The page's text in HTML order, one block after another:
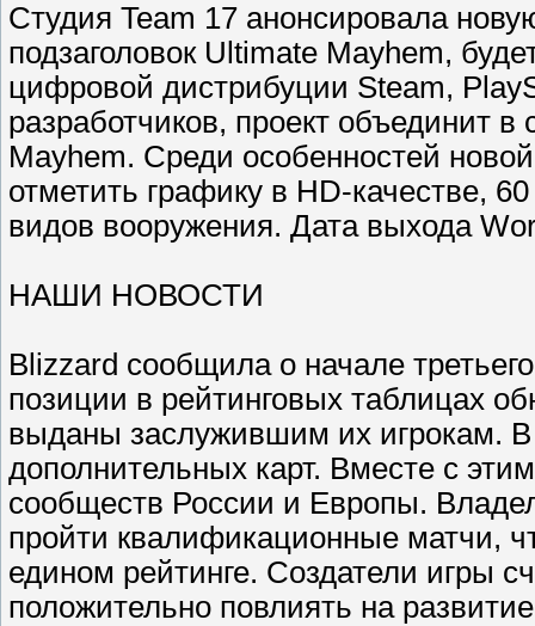
Студия Team 17 анонсировала
подзаголовок Ultimate Mayhem,
цифровой дистрибуции Steam,
разработчиков, проект объединит
Mayhem. Среди особенностей
отметить графику в HD-качестве,
видов вооружения. Дата выхода
НАШИ НОВОСТИ
Blizzard сообщила о начале
позиции в рейтинговых таблицах
выданы заслужившим их игрокам. В
дополнительных карт. Вместе с
сообществ России и Европы.
пройти квалификационные матчи,
едином рейтинге. Создатели игры
положительно повлиять на